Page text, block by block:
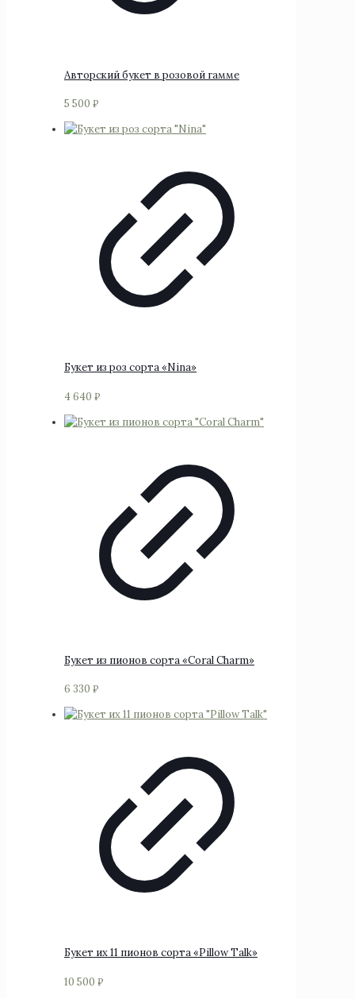
Авторский букет в розовой гамме
5 500 ₽
Букет из роз сорта «Nina»
4 640 ₽
Этот
выбрать
странице
товара.
Букет из пионов сорта «Coral Charm»
6 330 ₽
Этот
выбрать
странице
товара.
Букет их 11 пионов сорта «Pillow Talk»
10 500 ₽